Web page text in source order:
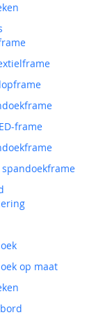
frame
op maat